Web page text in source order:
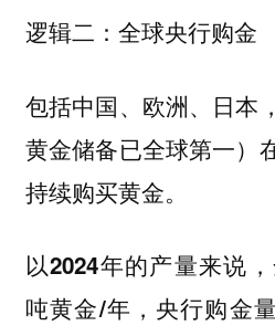
逻辑二：全球央行购金
包括中国、欧洲、日本
黄金储备已全球第一）
持续购买黄金。
以2024年的产量来说
吨黄金/年，央行购金